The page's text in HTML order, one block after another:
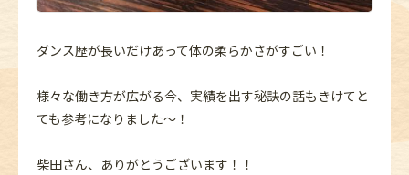
ダンス歴が長いだけあって体の柔らかさがすごい！
様々な働き方が広がる今、実績を出す秘訣の話もきけてと
ても参考になりました～！
柴田さん、ありがとうございます！！